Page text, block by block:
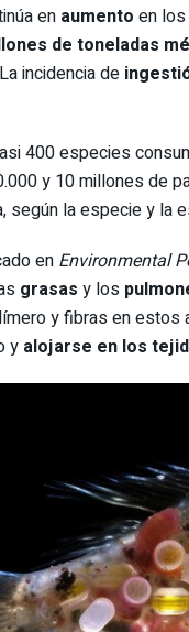
en aumento en los
de toneladas
incidencia de
400 especies
y 10 millones de
según la especie y la
en Environmental
grasas y los
y fibras en
y alojarse en los